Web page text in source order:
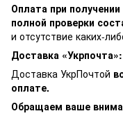
Оплата при
полной проверки
и отсутствие каких-
Доставка «Укрпочта»:
Доставка УкрПочтой
оплате.
Обращаем ваше